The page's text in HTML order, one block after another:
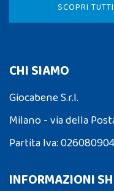
SCOPRI
CHI SIAMO
Giocabene S.r.l.
Milano - via della
Partita Iva:
INFORMAZIONI